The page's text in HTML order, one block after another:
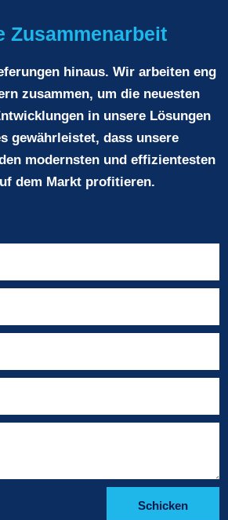
Zusammenarbeit
hinaus. Wir arbeiten eng
zusammen, um die neuesten
in unsere Lösungen
gewährleistet, dass unsere
modernsten und effizientesten
dem Markt profitieren.
Schicken